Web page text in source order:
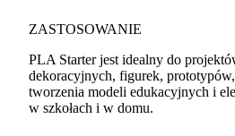
ZASTOSOWANIE
PLA Starter jest idealny do
dekoracyjnych, figurek,
tworzenia modeli edukacyjnych i
w szkołach i w domu.